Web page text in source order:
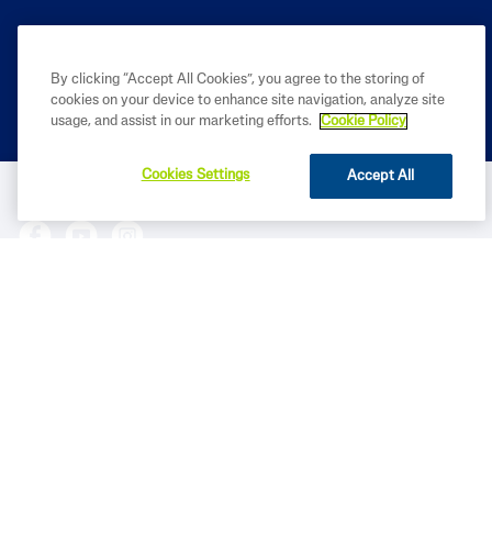
By clicking “Accept All Cookies”, you agree to the storing of
cookies on your device to enhance site navigation, analyze site
usage, and assist in our marketing efforts.
Cookie Policy
Cookies Settings Accept All